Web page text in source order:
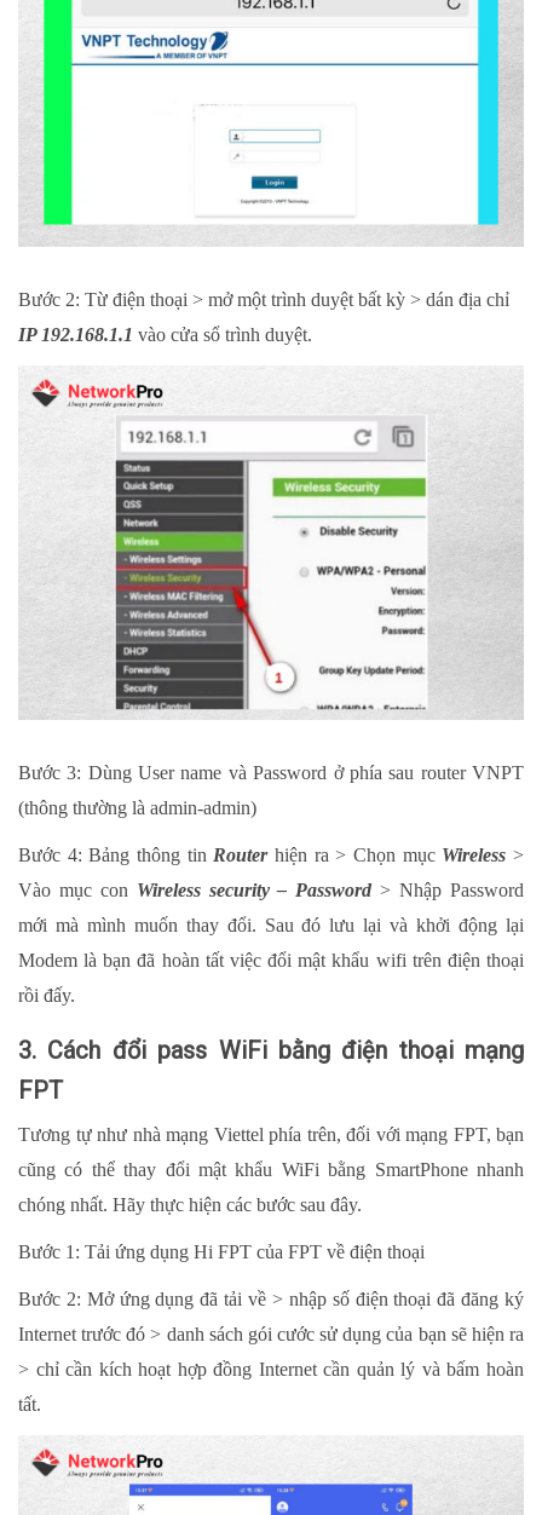
Bước 2: Từ điện thoại > mở một trình duyệt bất kỳ > dán địa chỉ
IP 192.168.1.1 vào cửa sổ trình duyệt.
Bước 3: Dùng User name và Password ở phía sau router VNPT
(thông thường là admin-admin)
Bước 4: Bảng thông tin Routerhiện ra > Chọn mục Wireless >
Vào mục con Wireless security – Password> Nhập Password
mới mà mình muốn thay đổi. Sau đó lưu lại và khởi động lại
Modem là bạn đã hoàn tất việc đổi mật khẩu wifi trên điện thoại
rồi đấy.
3. Cách đổi pass WiFi bằng điện thoại mạng
FPT
Tương tự như nhà mạng Viettel phía trên, đối với mạng FPT, bạn
cũng có thể thay đổi mật khẩu WiFi bằng SmartPhone nhanh
chóng nhất. Hãy thực hiện các bước sau đây.
Bước 1: Tải ứng dụng Hi FPT của FPT về điện thoại
Bước 2: Mở ứng dụng đã tải về > nhập số điện thoại đã đăng ký
Internet trước đó > danh sách gói cước sử dụng của bạn sẽ hiện ra
> chỉ cần kích hoạt hợp đồng Internet cần quản lý và bấm hoàn
tất.